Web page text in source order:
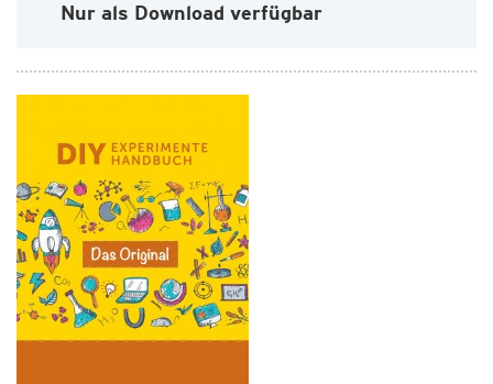
Nur als Download verfügbar